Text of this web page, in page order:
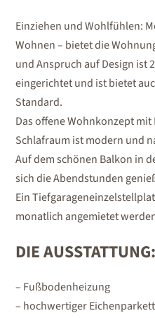
Einziehen und Wohlfühlen:
Wohnen – bietet die
und Anspruch auf Design ist
eingerichtet und ist bietet
Standard.
Das offene Wohnkonzept
Schlafraum ist modern und
Auf dem schönen Balkon in
sich die Abendstunden
Ein
monatlich angemietet
DIE AUSSTATTUNG:
– Fußbodenheizung
– hochwertiger Eichenparkett